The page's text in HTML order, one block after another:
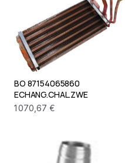
BO 87154065860
ECHANG.CHAL.ZWE
1 070,67 €